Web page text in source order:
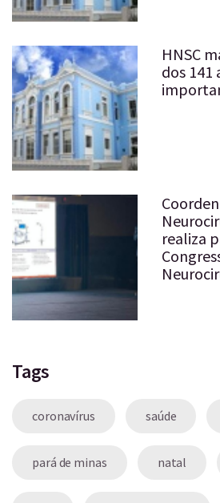
HNSC
dos 141
realiza
Tags
coronavírus saúde
pará de minas natal